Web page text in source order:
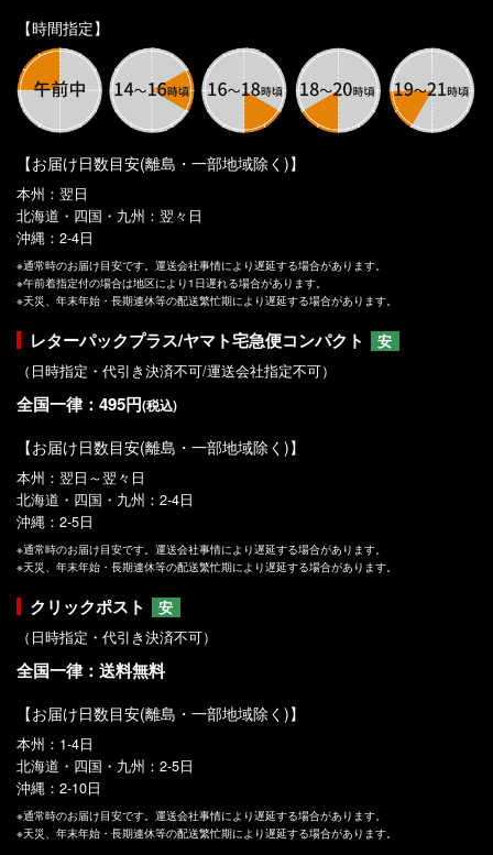
【時間指定】
【お届け日数目安(離島・一部地域除く)】
本州：翌日
北海道・四国・九州：翌々日
沖縄：2-4日
※通常時のお届け目安です。運送会社事情により遅延する場合があります。
※午前着指定付の場合は地区により1日遅れる場合があります。
※天災、年末年始・長期連休等の配送繁忙期により遅延する場合があります。
レターパックプラス/ヤマト宅急便コンパクト
安
（日時指定・代引き決済不可/運送会社指定不可）
全国一律：495円(税込)
【お届け日数目安(離島・一部地域除く)】
本州：翌日～翌々日
北海道・四国・九州：2-4日
沖縄：2-5日
※通常時のお届け目安です。運送会社事情により遅延する場合があります。
※天災、年末年始・長期連休等の配送繁忙期により遅延する場合があります。
クリックポスト
安
（日時指定・代引き決済不可）
全国一律：送料無料
【お届け日数目安(離島・一部地域除く)】
本州：1-4日
北海道・四国・九州：2-5日
沖縄：2-10日
※通常時のお届け目安です。運送会社事情により遅延する場合があります。
※天災、年末年始・長期連休等の配送繁忙期により遅延する場合があります。